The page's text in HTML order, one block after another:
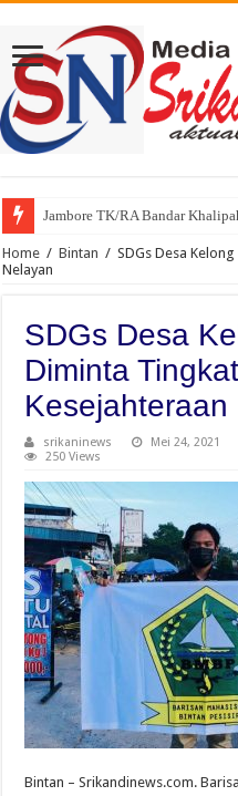
Jambore TK/RA Bandar
Sah, Secara Aklamasi WFS
Home / Bintan / SDGs Desa
Nelayan
SDGs Desa
Diminta
Kesejahteraan
srikaninews Mei 24, 2021
250 Views
Bintan – Srikandinews.com.